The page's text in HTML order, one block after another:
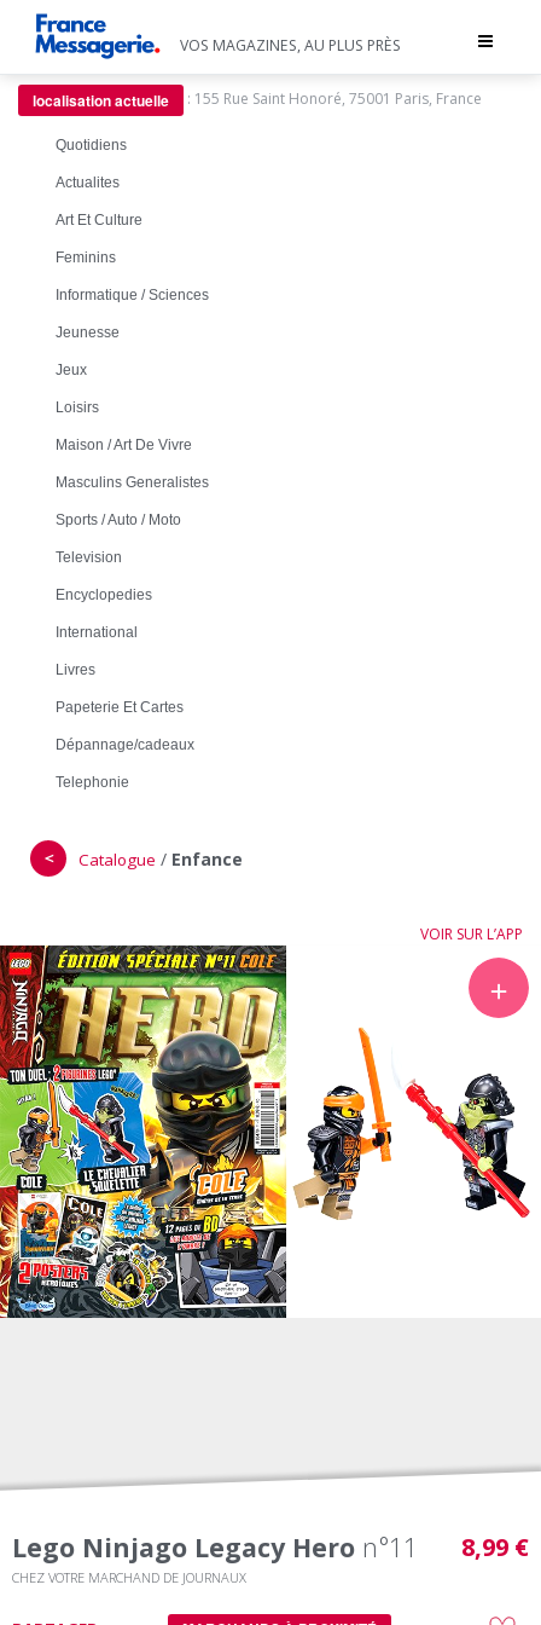
Toggle
VOS MAGAZINES, AU PLUS PRÈS
localisation actuelle : 155 Rue Saint Honoré, 75001 Paris, France
Quotidiens
Actualites
Art Et Culture
Feminins
Informatique / Sciences
Jeunesse
Jeux
Loisirs
Maison / Art De Vivre
Masculins Generalistes
Sports / Auto / Moto
Television
Encyclopedies
International
Livres
Papeterie Et Cartes
Dépannage/cadeaux
Telephonie
＜ Catalogue / Enfance
VOIR SUR L’APP
＋
Lego Ninjago Legacy Hero n°11
CHEZ VOTRE MARCHAND DE JOURNAUX
8,99 €